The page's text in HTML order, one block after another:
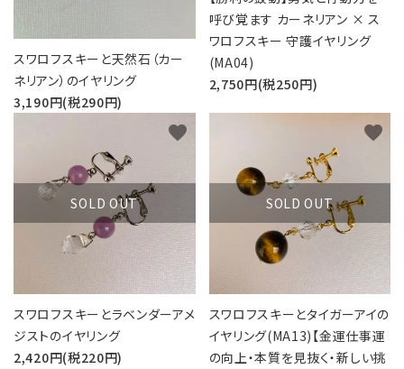
スワロフスキーと天然石（カー
ネリアン）のイヤリング
3,190円(税290円)
呼び覚ます カーネリアン × ス
ワロフスキー 守護イヤリング
(MA04)
2,750円(税250円)
SOLD OUT
スワロフスキーとラベンダーアメ
ジストのイヤリング
2,420円(税220円)
favorite
SOLD OUT
スワロフスキーとタイガーアイの
イヤリング(MA13)【金運仕事運
の向上・本質を見抜く・新しい挑
favorite